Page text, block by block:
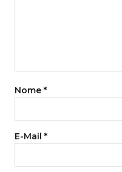
Nome *
E-Mail *